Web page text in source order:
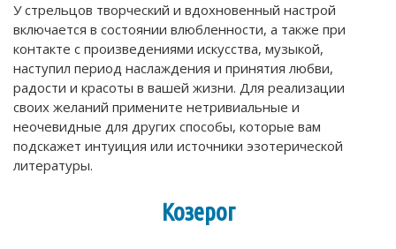
У стрельцов творческий и вдохновенный настрой
включается в состоянии влюбленности, а также при
контакте с произведениями искусства, музыкой,
наступил период наслаждения и принятия любви,
радости и красоты в вашей жизни. Для реализации
своих желаний примените нетривиальные и
неочевидные для других способы, которые вам
подскажет интуиция или источники эзотерической
литературы.
Козерог